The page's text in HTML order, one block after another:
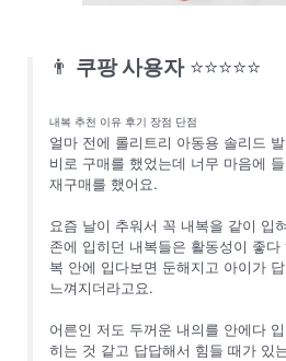
👨 쿠팡 사용자 ⭐⭐⭐⭐⭐
내복 추천 이유 후기 장점 단점
얼마 전에 롤리트리 아동용 솔리드
비로 구매를 했었는데 너무 마음에
재구매를 했어요.
요즘 날이 추워서 꼭 내복을 같이 입
존에 입히던 내복들은 활동성이 좋다
복 안에 입다보면 둔해지고 아이가
느껴지더라고요.
어른인 저도 두꺼운 내의를 안에다
히는 것 같고 답답해서 힘들 때가 있